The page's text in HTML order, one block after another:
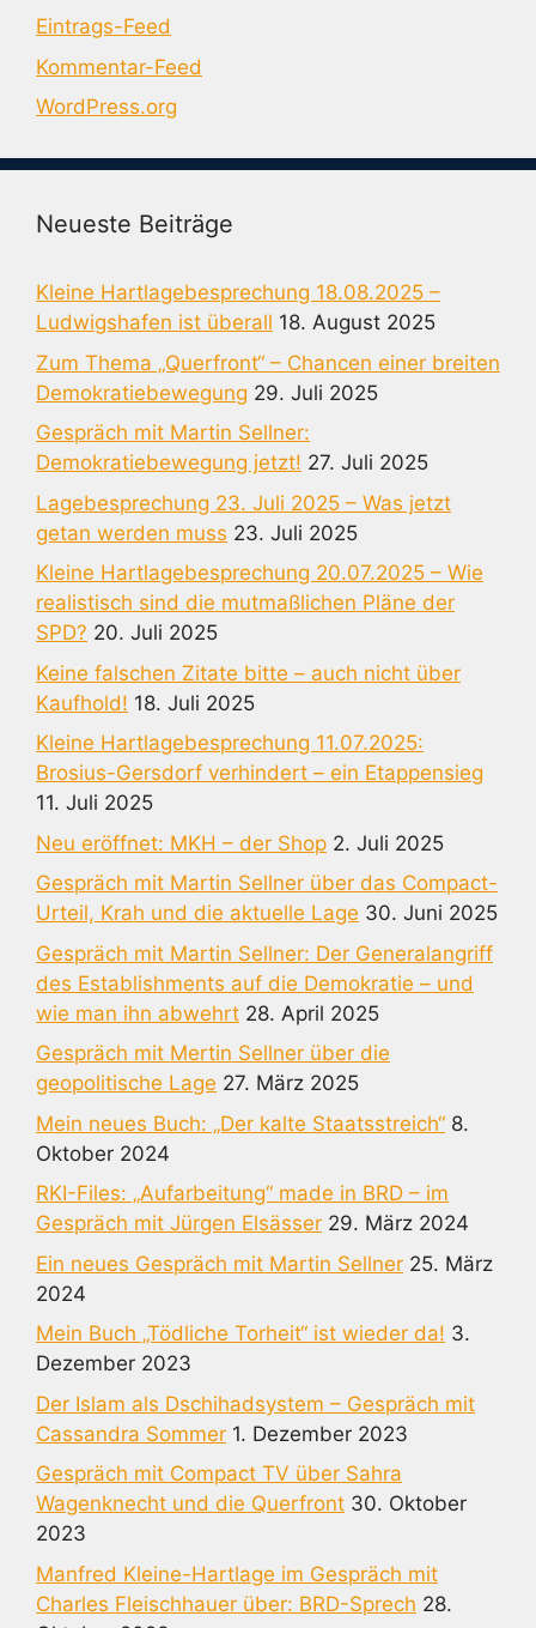
Eintrags-Feed
Kommentar-Feed
WordPress.org
Neueste Beiträge
Kleine Hartlagebesprechung 18.08.2025 –
Ludwigshafen ist überall 18. August 2025
Zum Thema „Querfront“ – Chancen einer breiten
Demokratiebewegung 29. Juli 2025
Gespräch mit Martin Sellner:
Demokratiebewegung jetzt! 27. Juli 2025
Lagebesprechung 23. Juli 2025 – Was jetzt
getan werden muss 23. Juli 2025
Kleine Hartlagebesprechung 20.07.2025 – Wie
realistisch sind die mutmaßlichen Pläne der
SPD? 20. Juli 2025
Keine falschen Zitate bitte – auch nicht über
Kaufhold! 18. Juli 2025
Kleine Hartlagebesprechung 11.07.2025:
Brosius-Gersdorf verhindert – ein Etappensieg
11. Juli 2025
Neu eröffnet: MKH – der Shop 2. Juli 2025
Gespräch mit Martin Sellner über das Compact-
Urteil, Krah und die aktuelle Lage 30. Juni 2025
Gespräch mit Martin Sellner: Der Generalangriff
des Establishments auf die Demokratie – und
wie man ihn abwehrt 28. April 2025
Gespräch mit Mertin Sellner über die
geopolitische Lage 27. März 2025
Mein neues Buch: „Der kalte Staatsstreich“ 8.
Oktober 2024
RKI-Files: „Aufarbeitung“ made in BRD – im
Gespräch mit Jürgen Elsässer 29. März 2024
Ein neues Gespräch mit Martin Sellner 25. März
2024
Mein Buch „Tödliche Torheit“ ist wieder da! 3.
Dezember 2023
Der Islam als Dschihadsystem – Gespräch mit
Cassandra Sommer 1. Dezember 2023
Gespräch mit Compact TV über Sahra
Wagenknecht und die Querfront 30. Oktober
2023
Manfred Kleine-Hartlage im Gespräch mit
Charles Fleischhauer über: BRD-Sprech 28.